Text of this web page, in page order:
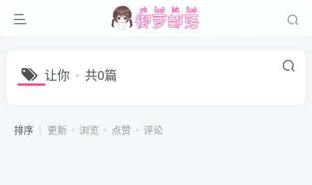
让你 共0篇
排序 更新 浏览 点赞 评论